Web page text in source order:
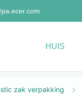
HUIS
zak verpakking